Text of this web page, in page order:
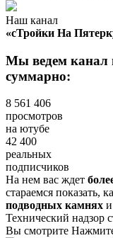
Наш канал
«сТройки На
Мы ведем канал
суммарно:
8 561 406
просмотров
на ютубе
42 400
реальных
подписчиков
На нем вас ждет
стараемся показать,
подводных камнях
Технический надзор
Вы смотрите